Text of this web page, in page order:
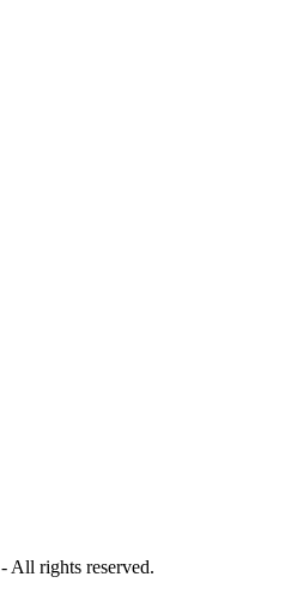
- All rights reserved.